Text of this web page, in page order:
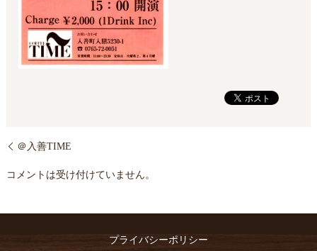
＠入善TIME
コメントは受け付けていません。
プライバシーポリシー